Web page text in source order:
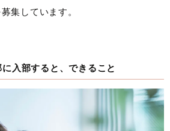
集しています。
入部すると、できること